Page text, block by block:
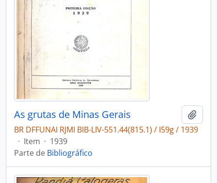
As grutas de Minas Gerais
BR DFFUNAI RJMI BIB-LIV-551.44(815.1) / I59g / 1939
· Item · 1939
Parte de Bibliográfico